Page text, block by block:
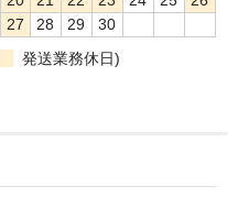
27
28 29
30
発送業務休日)